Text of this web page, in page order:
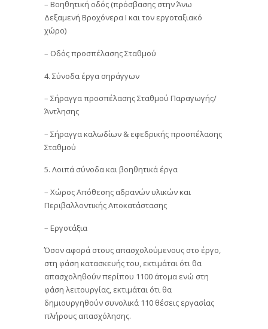
– Βοηθητική οδός (πρόσβασης στην Άνω
Δεξαμενή Βροχόνερα Ι και τον εργοταξιακό
χώρο)
– Οδός προσπέλασης Σταθμού
4. Σύνοδα έργα σηράγγων
– Σήραγγα προσπέλασης Σταθμού Παραγωγής/
Άντλησης
– Σήραγγα καλωδίων & εφεδρικής προσπέλασης
Σταθμού
5. Λοιπά σύνοδα και βοηθητικά έργα
– Χώρος Απόθεσης αδρανών υλικών και
Περιβαλλοντικής Αποκατάστασης
– Εργοτάξια
Όσον αφορά στους απασχολούμενους στο έργο,
στη φάση κατασκευής του, εκτιμάται ότι θα
απασχοληθούν περίπου 1100 άτομα ενώ στη
φάση λειτουργίας, εκτιμάται ότι θα
δημιουργηθούν συνολικά 110 θέσεις εργασίας
πλήρους απασχόλησης.